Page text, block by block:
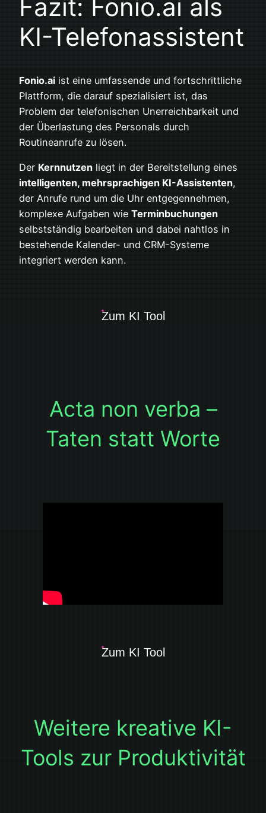
Fazit: Fonio.ai als
KI-Telefonassistent
Fonio.ai ist eine umfassende und fortschrittliche
Plattform, die darauf spezialisiert ist, das
Problem der telefonischen Unerreichbarkeit und
der Überlastung des Personals durch
Routineanrufe zu lösen.
Der Kernnutzen liegt in der Bereitstellung eines
intelligenten, mehrsprachigen KI-Assistenten,
der Anrufe rund um die Uhr entgegennehmen,
komplexe Aufgaben wie Terminbuchungen
selbstständig bearbeiten und dabei nahtlos in
bestehende Kalender- und CRM-Systeme
integriert werden kann.
Zum KI Tool
Acta non verba –
Taten statt Worte
Zum KI Tool
Weitere kreative KI-
Tools zur Produktivität